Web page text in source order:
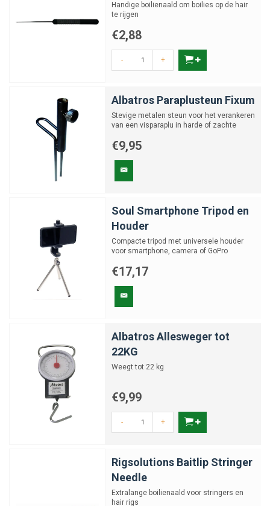
Handige boilienaald om boilies op de hair
te rijgen
€2,88
- +
Albatros Paraplusteun Fixum
Stevige metalen steun voor het verankeren
van een visparaplu in harde of zachte
€9,95
Soul Smartphone Tripod en
Houder
Compacte tripod met universele houder
voor smartphone, camera of GoPro
€17,17
Albatros Allesweger tot
22KG
Weegt tot 22 kg
€9,99
- +
Rigsolutions Baitlip Stringer
Needle
Extralange boilienaald voor stringers en
hair rigs